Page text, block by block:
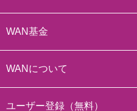
WAN基金
WANについて
ユーザー登録（無料）